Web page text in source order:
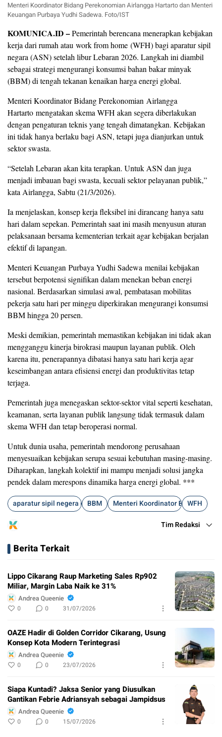
Menteri Koordinator Bidang Perekonomian Airlangga Hartarto dan Menteri
Keuangan Purbaya Yudhi Sadewa. Foto/IST
KOMUNICA.ID –Pemerintah berencana menerapkan kebijakan
kerja dari rumah atau work from home (WFH) bagi aparatur sipil
negara (ASN) setelah libur Lebaran 2026. Langkah ini diambil
sebagai strategi mengurangi konsumsi bahan bakar minyak
(BBM) di tengah tekanan kenaikan harga energi global.
Menteri Koordinator Bidang Perekonomian Airlangga
Hartarto mengatakan skema WFH akan segera diberlakukan
dengan pengaturan teknis yang tengah dimatangkan. Kebijakan
ini tidak hanya berlaku bagi ASN, tetapi juga dianjurkan untuk
sektor swasta.
“Setelah Lebaran akan kita terapkan. Untuk ASN dan juga
menjadi imbauan bagi swasta, kecuali sektor pelayanan publik,”
kata Airlangga, Sabtu (21/3/2026).
Ia menjelaskan, konsep kerja fleksibel ini dirancang hanya satu
hari dalam sepekan. Pemerintah saat ini masih menyusun aturan
pelaksanaan bersama kementerian terkait agar kebijakan berjalan
efektif di lapangan.
Menteri Keuangan Purbaya Yudhi Sadewa menilai kebijakan
tersebut berpotensi signifikan dalam menekan beban energi
nasional. Berdasarkan simulasi awal, pembatasan mobilitas
pekerja satu hari per minggu diperkirakan mengurangi konsumsi
BBM hingga 20 persen.
Meski demikian, pemerintah memastikan kebijakan ini tidak akan
mengganggu kinerja birokrasi maupun layanan publik. Oleh
karena itu, penerapannya dibatasi hanya satu hari kerja agar
keseimbangan antara efisiensi energi dan produktivitas tetap
terjaga.
Pemerintah juga menegaskan sektor-sektor vital seperti kesehatan,
keamanan, serta layanan publik langsung tidak termasuk dalam
skema WFH dan tetap beroperasi normal.
Untuk dunia usaha, pemerintah mendorong perusahaan
menyesuaikan kebijakan serupa sesuai kebutuhan masing-masing.
Diharapkan, langkah kolektif ini mampu menjadi solusi jangka
pendek dalam merespons dinamika harga energi global. ***
aparatur sipil negera (ASN)
BBM Menteri Koordinator Bidang
WFH
Tim Redaksi
Berita Terkait
Lippo Cikarang Raup Marketing Sales Rp902
Miliar, Margin Laba Naik ke 31%
Andrea Queenie
0 0 31/07/2026
OAZE Hadir di Golden Corridor Cikarang, Usung
Konsep Kota Modern Terintegrasi
Andrea Queenie
0 0 23/07/2026
Siapa Kuntadi? Jaksa Senior yang Diusulkan
Gantikan Febrie Adriansyah sebagai Jampidsus
Andrea Queenie
0 0 15/07/2026